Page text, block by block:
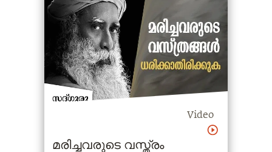
Video
മരിച്ചവരുടെ വസ്ത്രം